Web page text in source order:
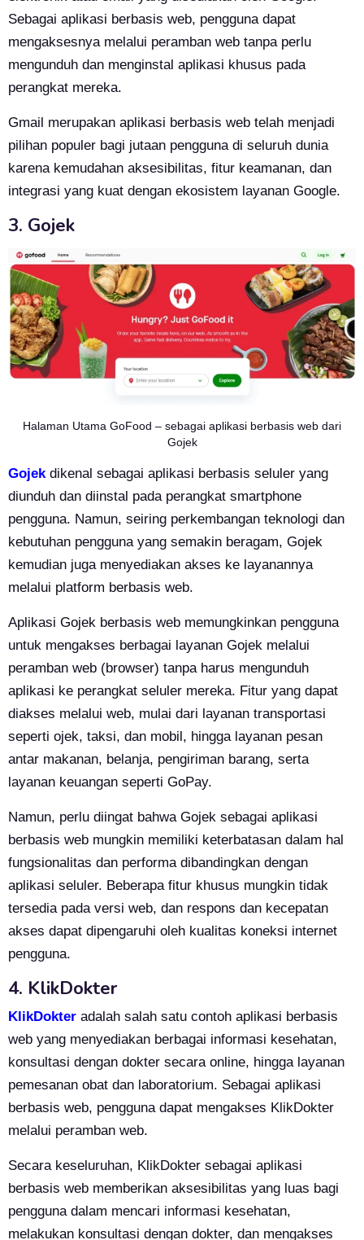
Sebagai aplikasi berbasis web, pengguna dapat
mengaksesnya melalui peramban web tanpa perlu
mengunduh dan menginstal aplikasi khusus pada
perangkat mereka.
Gmail merupakan aplikasi berbasis web telah menjadi
pilihan populer bagi jutaan pengguna di seluruh dunia
karena kemudahan aksesibilitas, fitur keamanan, dan
integrasi yang kuat dengan ekosistem layanan Google.
3. Gojek
Halaman Utama GoFood – sebagai aplikasi berbasis web dari
Gojek
Gojekdikenal sebagai aplikasi berbasis seluler yang
diunduh dan diinstal pada perangkat smartphone
pengguna. Namun, seiring perkembangan teknologi dan
kebutuhan pengguna yang semakin beragam, Gojek
kemudian juga menyediakan akses ke layanannya
melalui platform berbasis web.
Aplikasi Gojek berbasis web memungkinkan pengguna
untuk mengakses berbagai layanan Gojek melalui
peramban web (browser) tanpa harus mengunduh
aplikasi ke perangkat seluler mereka. Fitur yang dapat
diakses melalui web, mulai dari layanan transportasi
seperti ojek, taksi, dan mobil, hingga layanan pesan
antar makanan, belanja, pengiriman barang, serta
layanan keuangan seperti GoPay.
Namun, perlu diingat bahwa Gojek sebagai aplikasi
berbasis web mungkin memiliki keterbatasan dalam hal
fungsionalitas dan performa dibandingkan dengan
aplikasi seluler. Beberapa fitur khusus mungkin tidak
tersedia pada versi web, dan respons dan kecepatan
akses dapat dipengaruhi oleh kualitas koneksi internet
pengguna.
4. KlikDokter
KlikDokter adalah salah satu contoh aplikasi berbasis
web yang menyediakan berbagai informasi kesehatan,
konsultasi dengan dokter secara online, hingga layanan
pemesanan obat dan laboratorium. Sebagai aplikasi
berbasis web, pengguna dapat mengakses KlikDokter
melalui peramban web.
Secara keseluruhan, KlikDokter sebagai aplikasi
berbasis web memberikan aksesibilitas yang luas bagi
pengguna dalam mencari informasi kesehatan,
melakukan konsultasi dengan dokter, dan mengakses